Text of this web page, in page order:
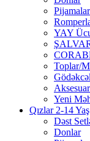
Pijamalar
YAY
Toplar/
Yeni
Qızlar 2-14 Yaş
Dəst
Donlar